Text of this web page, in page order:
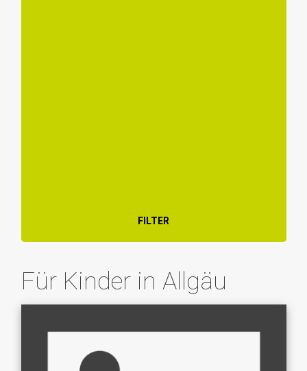
FILTER
Für Kinder in Allgäu